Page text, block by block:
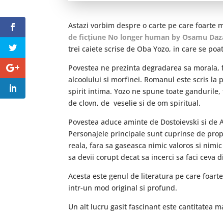
Astazi vorbim despre o carte pe care
de ficțiune No longer human by Osamu
trei caiete scrise de Oba Yozo, in care se
Povestea ne prezinta degradarea sa
alcoolului si morfinei. Romanul este scris la
spirit intima. Yozo ne spune toate
de clovn, de veselie si de om spiritual.
Povestea aduce aminte de Dostoievski si
Personajele principale sunt cuprinse de
reala, fara sa gaseasca nimic valoros si
sa devii corupt decat sa incerci sa faci ceva
Acesta este genul de literatura pe care
intr-un mod original si profund.
Un alt lucru gasit fascinant este cantitatea